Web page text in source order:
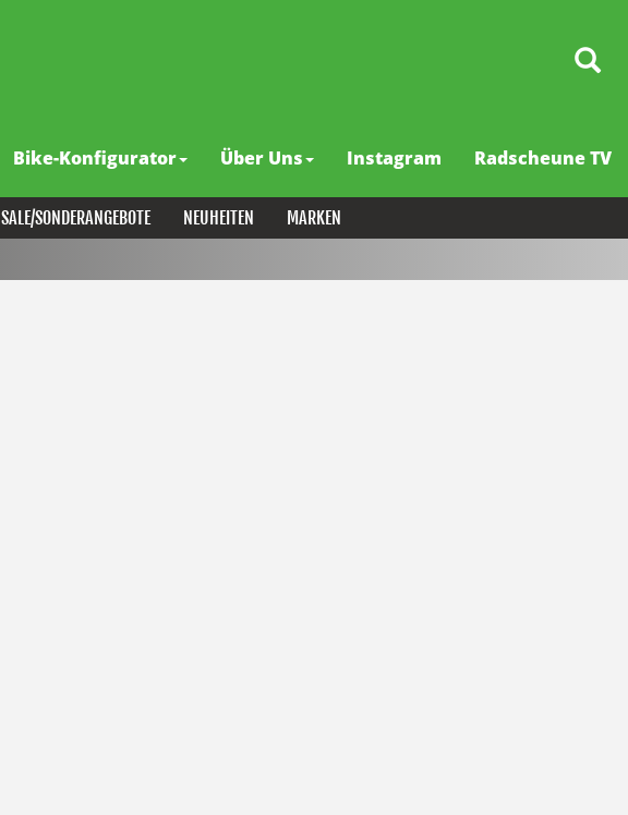
Bike-Konfigurator Über Uns Instagram Radscheune TV
SALE/SONDERANGEBOTE NEUHEITEN
MARKEN